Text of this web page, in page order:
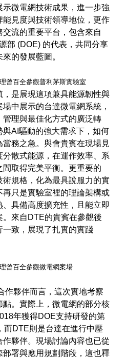
微電網技術成果，進一步強
見度與技術領導地位，更作
流的重要平台，包含來自
部 (DOE) 的代表，共同分享
的發展藍圖。
曾百全參觀普利茅斯實驗室
，是展現這項兼具能源韌性與
中展示的台達微電網系統，
理與最佳化方式的廣泛轉
AI驅動的強大需求下，如何
務之急。與會貴賓在現場見
散式能源，在運作效率、系
取得完美平衡。更重要的
規格，化為最具說服力的實
只是實驗室裡的理論架構或
具備高度擴充性，且能立即
來自DTE的貴賓在參觀後
致，展現了扎實的實踐
曾百全參觀微電網案場
作夥伴而言，這次實地考察
。實際上，微電網的部分核
年獲得DOE支持研發的第
而DTE則是台達在進行中壓
夥伴。現場討論內容也已從
署與應用規劃階段，這也釋